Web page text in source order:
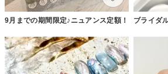
9月までの期間限定♪ニュアンス定額！ ブライダ